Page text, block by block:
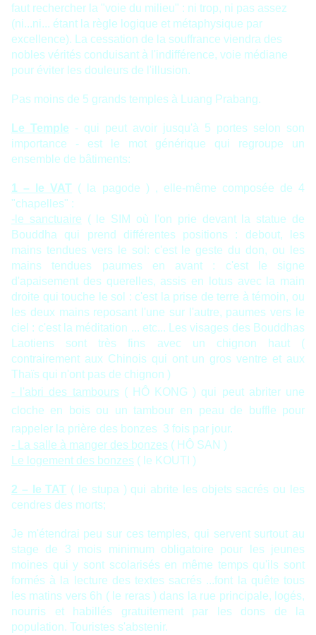
faut rechercher la "voie du milieu" : ni trop, ni pas assez
(ni...ni... étant la règle logique et métaphysique par
excellence). La cessation de la souffrance viendra des
nobles vérités conduisant à l'indifférence, voie médiane
pour éviter les douleurs de l'illusion.
Pas moins de 5 grands temples à Luang Prabang.
Le Temple - qui peut avoir jusqu'à 5 portes selon son
importance - est le mot générique qui regroupe un
ensemble de bâtiments:
1 – le VAT ( la pagode ) , elle-même composée de 4
"chapelles" :
-le sanctuaire ( le SIM où l'on prie devant la statue de
Bouddha qui prend différentes positions : debout, les
mains tendues vers le sol: c'est le geste du don, ou les
mains tendues paumes en avant : c'est le signe
d'apaisement des querelles, assis en lotus avec la main
droite qui touche le sol : c'est la prise de terre à témoin, ou
les deux mains reposant l'une sur l'autre, paumes vers le
ciel : c'est la méditation ... etc... Les visages des Bouddhas
Laotiens sont très fins avec un chignon haut (
contrairement aux Chinois qui ont un gros ventre et aux
Thaïs qui n'ont pas de chignon )
- l'abri des tambours ( HÔ KONG ) qui peut abriter une
cloche en bois ou un tambour en peau de buffle pour
rappeler la prière des bonzes 3 fois par jour.
- La salle à manger des bonzes ( HÔ SAN )
Le logement des bonzes ( le KOUTI )
2 – le TAT ( le stupa ) qui abrite les objets sacrés ou les
cendres des morts;
Je m'étendrai peu sur ces temples, qui servent surtout au
stage de 3 mois minimum obligatoire pour les jeunes
moines qui y sont scolarisés en même temps qu'ils sont
formés à la lecture des textes sacrés ...font la quête tous
les matins vers 6h ( le reras ) dans la rue principale, logés,
nourris et habillés gratuitement par les dons de la
population. Touristes s'abstenir.